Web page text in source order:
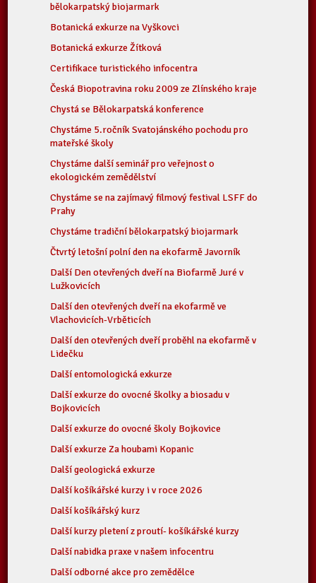
bělokarpatský biojarmark
Botanická exkurze na Vyškovci
Botanická exkurze Žítková
Certifikace turistického infocentra
Česká Biopotravina roku 2009 ze Zlínského kraje
Chystá se Bělokarpatská konference
Chystáme 5.ročník Svatojánského pochodu pro
mateřské školy
Chystáme další seminář pro veřejnost o
ekologickém zemědělství
Chystáme se na zajímavý filmový festival LSFF do
Prahy
Chystáme tradiční bělokarpatský biojarmark
Čtvrtý letošní polní den na ekofarmě Javorník
Další Den otevřených dveří na Biofarmě Juré v
Lužkovicích
Další den otevřených dveří na ekofarmě ve
Vlachovicích-Vrběticích
Další den otevřených dveří proběhl na ekofarmě v
Lidečku
Další entomologická exkurze
Další exkurze do ovocné školky a biosadu v
Bojkovicích
Další exkurze do ovocné školy Bojkovice
Další exkurze Za houbami Kopanic
Další geologická exkurze
Další košíkářské kurzy i v roce 2026
Další košíkářský kurz
Další kurzy pletení z proutí- košíkářské kurzy
Další nabidka praxe v našem infocentru
Další odborné akce pro zemědělce